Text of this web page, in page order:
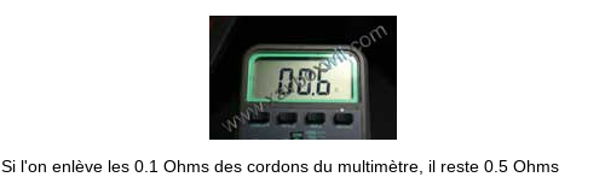
Si l'on enlève les 0.1 Ohms des cordons du multimètre, il reste 0.5 Ohms